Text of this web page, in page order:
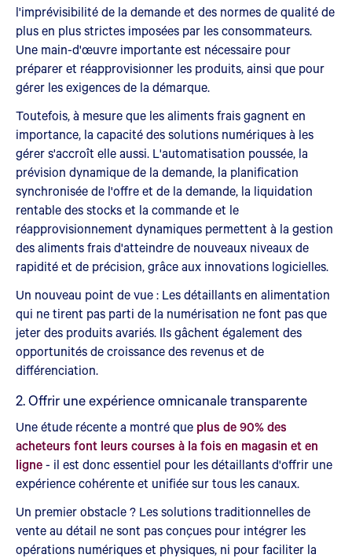
l'imprévisibilité de la demande et des normes de qualité de
plus en plus strictes imposées par les consommateurs.
Une main-d'œuvre importante est nécessaire pour
préparer et réapprovisionner les produits, ainsi que pour
gérer les exigences de la démarque.
Toutefois, à mesure que les aliments frais gagnent en
importance, la capacité des solutions numériques à les
gérer s'accroît elle aussi. L'automatisation poussée, la
prévision dynamique de la demande, la planification
synchronisée de l'offre et de la demande, la liquidation
rentable des stocks et la commande et le
réapprovisionnement dynamiques permettent à la gestion
des aliments frais d'atteindre de nouveaux niveaux de
rapidité et de précision, grâce aux innovations logicielles.
Un nouveau point de vue : Les détaillants en alimentation
qui ne tirent pas parti de la numérisation ne font pas que
jeter des produits avariés. Ils gâchent également des
opportunités de croissance des revenus et de
différenciation.
2. Offrir une expérience omnicanale transparente
Une étude récente a montré que plus de 90% des
acheteurs font leurs courses à la fois en magasin et en
ligne- il est donc essentiel pour les détaillants d'offrir une
expérience cohérente et unifiée sur tous les canaux.
Un premier obstacle ? Les solutions traditionnelles de
vente au détail ne sont pas conçues pour intégrer les
opérations numériques et physiques, ni pour faciliter la